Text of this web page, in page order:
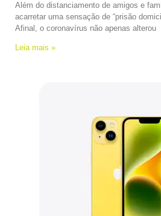
Além do distanciamento de amigos e
acarretar uma sensação de “prisão
Afinal, o coronavírus não apenas alterou
Leia mais »